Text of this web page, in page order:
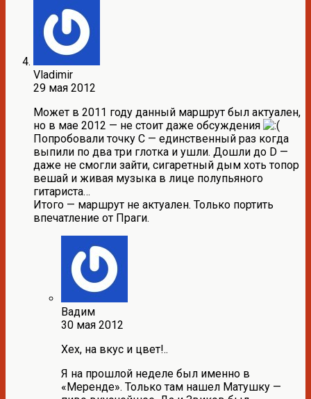
Vladimir
29 мая 2012
Может в 2011 году данный маршрут был актуален,
но в мае 2012 — не стоит даже обсуждения
Попробовали точку С — единственный раз когда
выпили по два три глотка и ушли. Дошли до D —
даже не смогли зайти, сигаретный дым хоть топор
вешай и живая музыка в лице полупьяного
гитариста…
Итого — маршрут не актуален. Только портить
впечатление от Праги.
Вадим
30 мая 2012
Хех, на вкус и цвет!..
Я на прошлой неделе был именно в
«Меренде». Только там нашел Матушку —